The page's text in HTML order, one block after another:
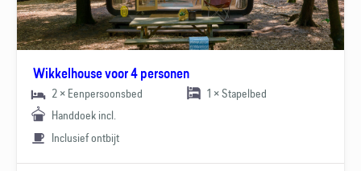
Wikkelhouse voor 4 personen
2 × Eenpersoonsbed
1 × Stapelbed
Handdoek incl.
Inclusief ontbijt